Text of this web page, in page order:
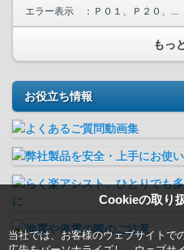
Cookieの取り
当社では、お客様のウェブサイトで
エラー表示 ：Ｐ０１、Ｐ２０、...
もっ
お役立ち情報